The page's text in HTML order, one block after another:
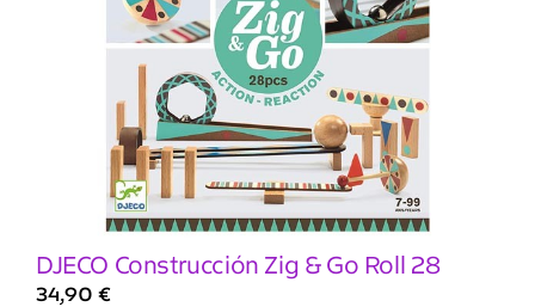
DJECO Construcción Zig & Go Roll 28
34,90 €